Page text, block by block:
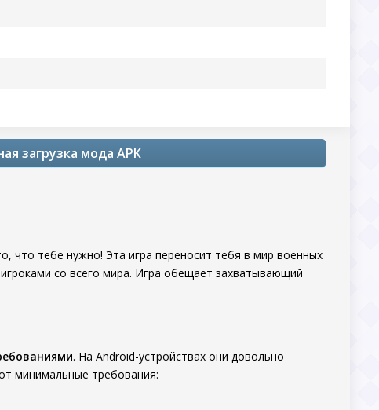
загрузка мода APK
что тебе нужно! Эта игра переносит тебя в мир военных
со всего мира. Игра обещает захватывающий
. На Android-устройствах они довольно
минимальные требования: